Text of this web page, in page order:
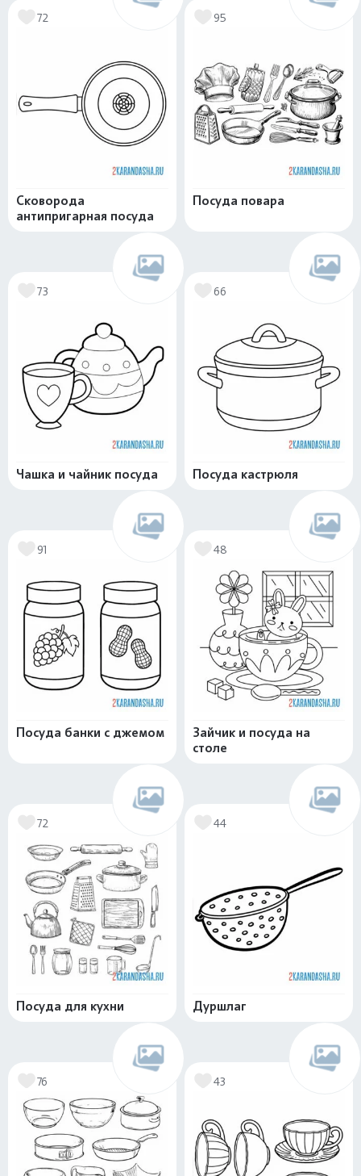
72
Сковорода
антипригарная посуда
95
Посуда повара
73
Чашка и чайник посуда
66
Посуда кастрюля
91
Посуда банки с джемом
48
Зайчик и посуда на
столе
72
Посуда для кухни
44
Дуршлаг
76 43